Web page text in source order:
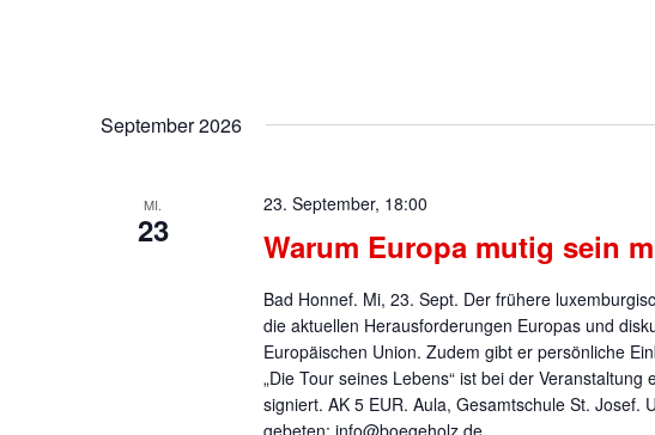
September 2026
MI.
23 Warum Europa mutig sein
23. September, 18:00
Bad Honnef. Mi, 23. Sept. Der frühere
die aktuellen Herausforderungen Europas und
Europäischen Union. Zudem gibt er persönliche
„Die Tour seines Lebens“ ist bei der
signiert. AK 5 EUR. Aula, Gesamtschule St. Josef.